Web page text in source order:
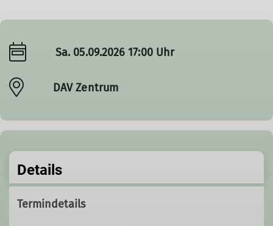
Sa. 05.09.2026 17:00 Uhr
DAV Zentrum
Details
Termindetails